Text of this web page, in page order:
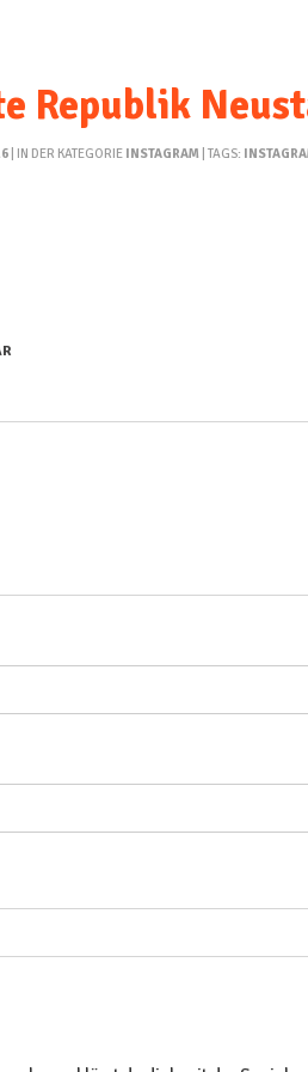
Republik
| IN DER KATEGORIE INSTAGRAM | TAGS: